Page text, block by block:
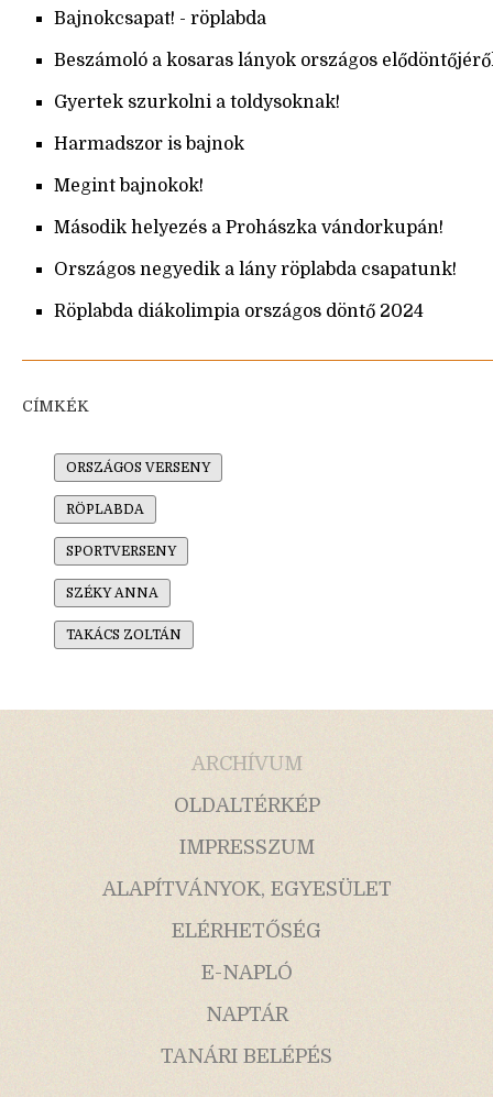
Bajnokcsapat! - röplabda
Beszámoló a kosaras lányok országos
Gyertek szurkolni a toldysoknak!
Harmadszor is bajnok
Megint bajnokok!
Második helyezés a Prohászka vándorkupán!
Országos negyedik a lány röplabda csapatunk!
Röplabda diákolimpia országos döntő 2024
CÍMKÉK
ORSZÁGOS VERSENY
RÖPLABDA
SPORTVERSENY
SZÉKY ANNA
TAKÁCS ZOLTÁN
ARCHÍVUM
OLDALTÉRKÉP
IMPRESSZUM
ALAPÍTVÁNYOK, EGYESÜLET
ELÉRHETŐSÉG
E-NAPLÓ
NAPTÁR
TANÁRI BELÉPÉS